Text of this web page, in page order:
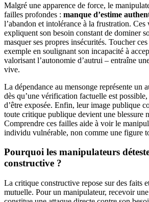
Malgré une apparence de force, le
failles profondes : manque d’estime
l’abandon et intolérance à la frustration. Ces
expliquent son besoin constant de dominer
masquer ses propres insécurités. Toucher
exemple en soulignant son incapacité à
valorisant l’autonomie d’autrui – entraîne
vive.
La dépendance au mensonge représente un
dès qu’une vérification factuelle est
d’être exposée. Enfin, leur image publique
toute critique publique devient une blessure
Comprendre ces failles aide à voir le
individu vulnérable, non comme une figure
Pourquoi les manipulateurs
constructive ?
La critique constructive repose sur des faits
mutuelle. Pour un manipulateur, recevoir